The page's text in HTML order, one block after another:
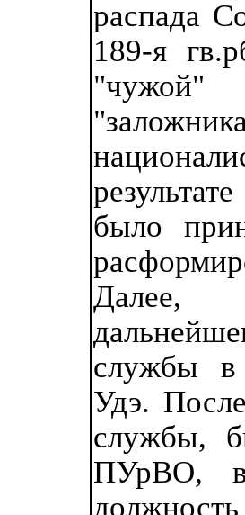
распада
189-я
"чужой"
было
службы в
Удэ.
службы,
ПУрВО, в